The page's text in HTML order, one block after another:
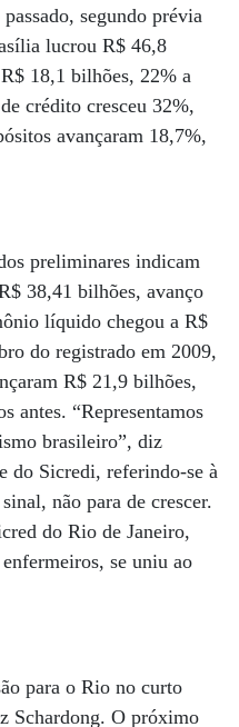
segundo prévia
lucrou R$ 46,8
18,1 bilhões, 22% a
crédito cresceu 32%,
avançaram 18,7%,
preliminares indicam
38,41 bilhões, avanço
líquido chegou a R$
do registrado em 2009,
R$ 21,9 bilhões,
antes. “Representamos
brasileiro”, diz
do Sicredi, referindo-se à
não para de crescer.
do Rio de Janeiro,
se uniu ao
para o Rio no curto
Schardong. O próximo